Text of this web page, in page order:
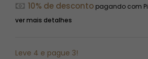
10% de desconto pagando com
ver mais detalhes
Leve 4 e pague 3!